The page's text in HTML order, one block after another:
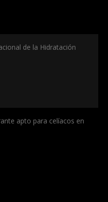
de la Hidratación
apto para celíacos en